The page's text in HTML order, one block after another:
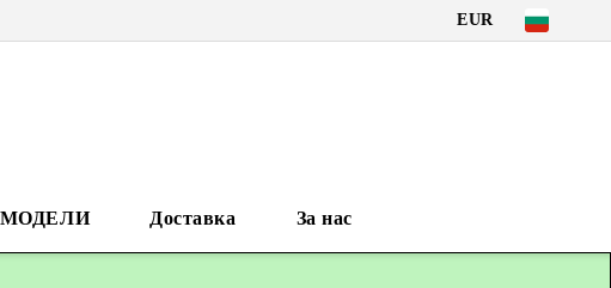
EUR
Доставка За нас